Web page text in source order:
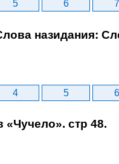
5 6 7
назидания:
4 5 6
«Чучело». стр 48.